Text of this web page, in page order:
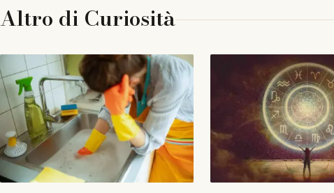
Altro di Curiosità